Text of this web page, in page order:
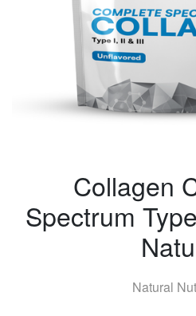
Collagen
Spectrum
Natural